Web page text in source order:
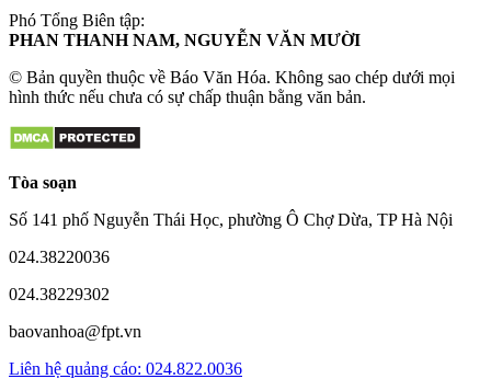
Phó Tổng Biên tập:
PHAN THANH NAM, NGUYỄN VĂN MƯỜI
© Bản quyền thuộc về Báo Văn Hóa. Không sao chép dưới mọi
hình thức nếu chưa có sự chấp thuận bằng văn bản.
Tòa soạn
Số 141 phố Nguyễn Thái Học, phường Ô Chợ Dừa, TP Hà Nội
024.38220036
024.38229302
baovanhoa@fpt.vn
Liên hệ quảng cáo: 024.822.0036